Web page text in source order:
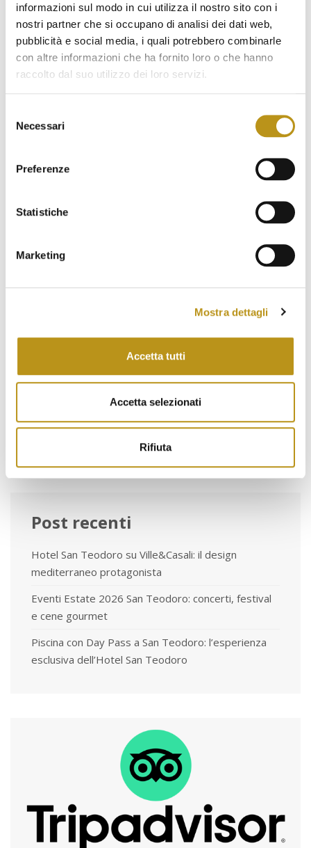
informazioni sul modo in cui utilizza il nostro sito con i
nostri partner che si occupano di analisi dei dati web,
pubblicità e social media, i quali potrebbero combinarle
con altre informazioni che ha fornito loro o che hanno
raccolto dal suo utilizzo dei loro servizi.
delNecessari
Preferenze
Statistiche
Marketing
Mostra dettagli
Accetta tutti
Accetta selezionati
Rifiuta
HST ROAD TRIP –
ITINERARIO n.1 LA PROVINCIA DI OLBIA-
Maddalena-Caprera-Tempio Pausania Durata:
una giornata Olbia è una città il cui territorio fu
HST Road Trip
Cerca
per:
Post recenti
Hotel San Teodoro su Ville&Casali: il design
mediterraneo protagonista
Eventi Estate 2026 San Teodoro: concerti, festival
e cene gourmet
Piscina con Day Pass a San Teodoro: l’esperienza
esclusiva dell’Hotel San Teodoro